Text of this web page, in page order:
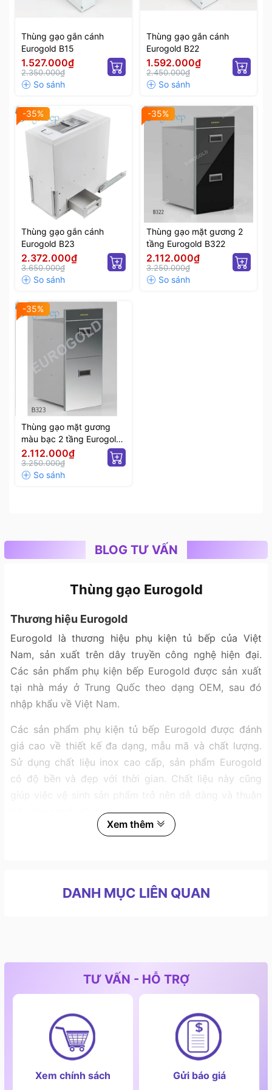
Thùng gạo gắn cánh
Eurogold B15
1.527.000₫
2.350.000₫
Thùng gạo gắn cánh
Eurogold B22
1.592.000₫
2.450.000₫
-35%
Thùng gạo gắn cánh
Eurogold B23
2.372.000₫
3.650.000₫
-35%
Thùng gạo mặt gương 2
tầng Eurogold B322
2.112.000₫
3.250.000₫
-35%
Thùng gạo mặt gương
màu bạc 2 tầng Eurogold
B323
2.112.000₫
3.250.000₫
BLOG TƯ VẤN
Thùng gạo Eurogold
Thương hiệu Eurogold
Eurogold là thương hiệu phụ kiện tủ bếp của Việt
Nam, sản xuất trên dây truyền công nghệ hiện đại.
Các sản phẩm phụ kiện bếp Eurogold được sản xuất
tại nhà máy ở Trung Quốc theo dạng OEM, sau đó
nhập khẩu về Việt Nam.
Các sản phẩm phụ kiện tủ bếp Eurogold được đánh
giá cao về thiết kế đa dạng, mẫu mã và chất lượng.
Sử dụng chất liệu inox cao cấp, sản phẩm Eurogold
có độ bền và đẹp với thời gian. Chất liệu này cũng
tiện cho người sử dụng.
Với việc đáp ứng cao nhu cầu sử dụng và sự chăm chỉ
trong lĩnh vực phụ kiện tủ bếp tại Việt Nam.
tiện lợi và an toàn. Dưới đây là một số đặc điểm và
tính năng của thùng gạo hiện đại:
thường có thiết kế thông minh và tiện ích, giúp bạn dễ
dàng lấy gạo ra và đổ vào khi cần. Một số mẫu có
nắp trượt hoặc cửa trượt, cho phép bạn mở và đóng
nhanh chóng và thuận tiện.
Xem thêm
DANH MỤC LIÊN QUAN
TƯ VẤN - HỖ TRỢ
Xem chính sách Gửi báo giá